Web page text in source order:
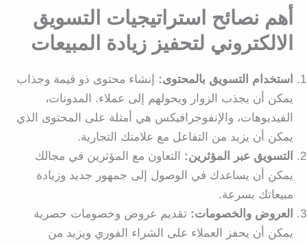
أهم نصائح استراتيجيات التسويق
الالكتروني لتحفيز زيادة المبيعات
استخدام التسويق بالمحتوى: إنشاء محتوى ذو قيمة وجذاب
يمكن أن يجذب الزوار ويحولهم إلى عملاء. المدونات،
الفيديوهات، والإنفوجرافيكس هي أمثلة على المحتوى الذي
يمكن أن يزيد من التفاعل مع علامتك التجارية.
التسويق عبر المؤثرين: التعاون مع المؤثرين في مجالك
يمكن أن يساعدك في الوصول إلى جمهور جديد وزيادة
مبيعاتك بسرعة.
العروض والخصومات: تقديم عروض وخصومات حصرية
يمكن أن يحفز العملاء على الشراء الفوري ويزيد من